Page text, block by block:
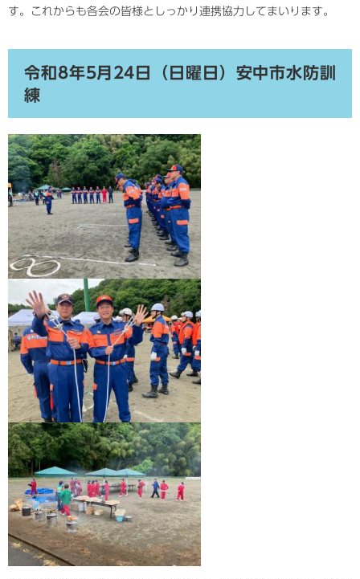
す。これからも各会の皆様としっかり連携協力してまいります。
令和8年5月24日（日曜日）安中市水防訓
練